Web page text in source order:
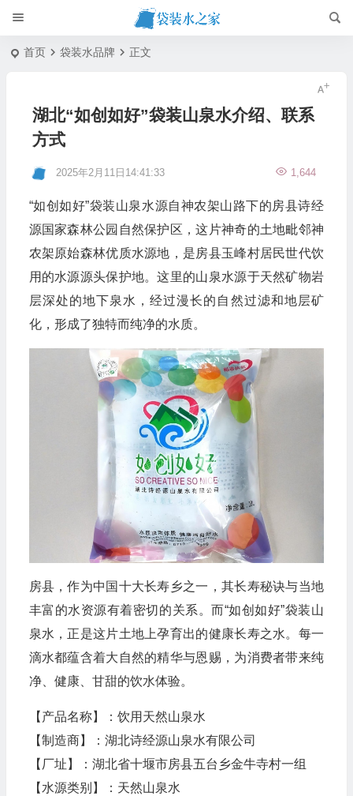
首页 袋装水品牌 正文
湖北“如创如好”袋装山泉水介绍、联系
方式
2025年2月11日14:41:33 1,644
“如创如好”袋装山泉水源自神农架山路下的房县诗经
源国家森林公园自然保护区，这片神奇的土地毗邻神
农架原始森林优质水源地，是房县玉峰村居民世代饮
用的水源源头保护地。这里的山泉水源于天然矿物岩
层深处的地下泉水，经过漫长的自然过滤和地层矿
化，形成了独特而纯净的水质。
房县，作为中国十大长寿乡之一，其长寿秘诀与当地
丰富的水资源有着密切的关系。而“如创如好”袋装山
泉水，正是这片土地上孕育出的健康长寿之水。每一
滴水都蕴含着大自然的精华与恩赐，为消费者带来纯
净、健康、甘甜的饮水体验。
【产品名称】：饮用天然山泉水
【制造商】：湖北诗经源山泉水有限公司
【厂址】：湖北省十堰市房县五台乡金牛寺村一组
【水源类别】：天然山泉水